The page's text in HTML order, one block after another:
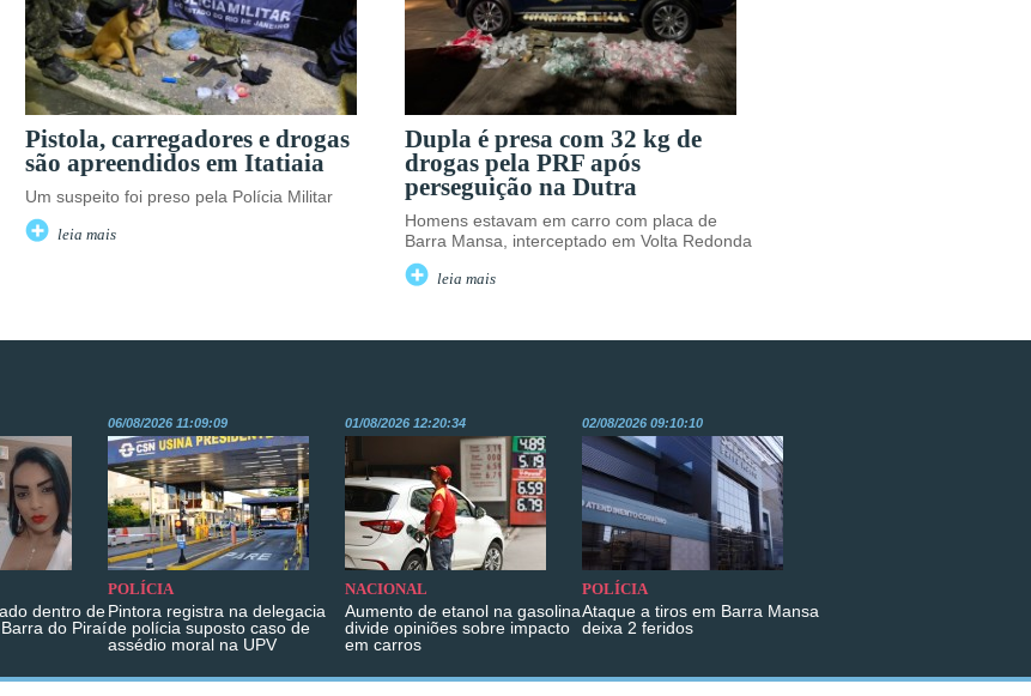
Pistola, carregadores e drogas
são apreendidos em Itatiaia
Um suspeito foi preso pela Polícia Militar
leia mais
Dupla é presa com 32 kg de
drogas pela PRF após
perseguição na Dutra
Homens estavam em carro com placa de
Barra Mansa, interceptado em Volta Redonda
leia mais
dentro de
do Piraí
06/08/2026 11:09:09
POLÍCIA
Pintora registra na delegacia
de polícia suposto caso de
assédio moral na UPV
01/08/2026 12:20:34
NACIONAL
Aumento de etanol na gasolina
divide opiniões sobre impacto
em carros
02/08/2026 09:10:10
POLÍCIA
Ataque a tiros em Barra Mansa
deixa 2 feridos